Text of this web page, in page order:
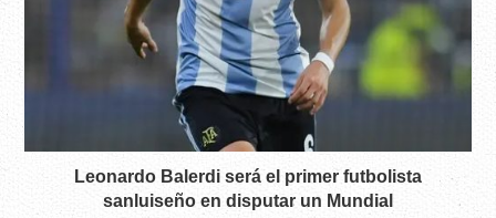
Leonardo Balerdi será el primer futbolista
sanluiseño en disputar un Mundial